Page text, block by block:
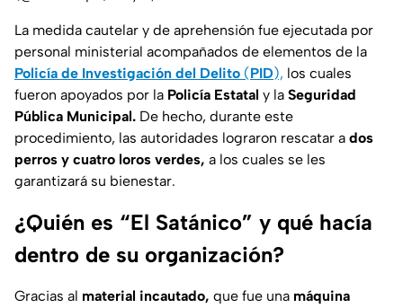
La medida cautelar y de aprehensión fue ejecutada por
personal ministerial acompañados de elementos de la
Policía de Investigación del Delito (PID), los cuales
fueron apoyados por la Policía Estatal y la Seguridad
Pública Municipal. De hecho, durante este
procedimiento, las autoridades lograron rescatar a dos
perros y cuatro loros verdes, a los cuales se les
garantizará su bienestar.
¿Quién es “El Satánico” y qué hacía
dentro de su organización?
Gracias al material incautado, que fue una máquina